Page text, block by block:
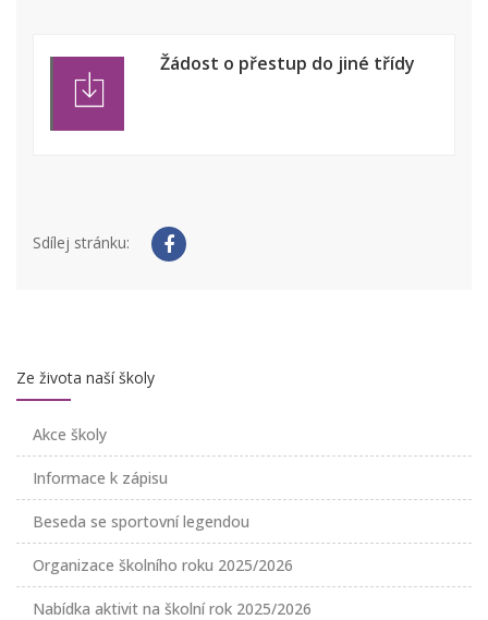
Žádost o přestup do jiné třídy
Sdílej stránku:
Ze života naší školy
Akce školy
Informace k zápisu
Beseda se sportovní legendou
Organizace školního roku 2025/2026
Nabídka aktivit na školní rok 2025/2026